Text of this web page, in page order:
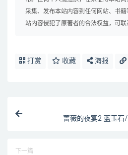
采集、发布本站内容到任何网站、书
站内容侵犯了原著者的合法权益，可联
打赏 收藏 海报
蔷薇的夜宴2 蓝玉石
下一篇